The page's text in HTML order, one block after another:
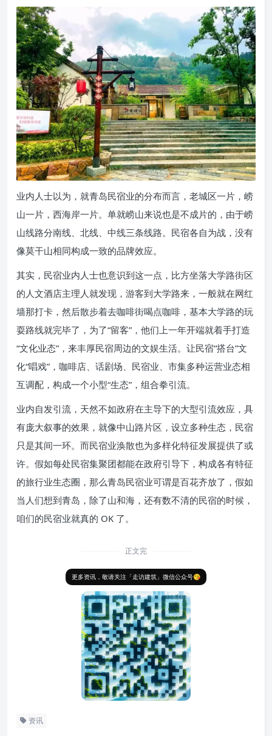
业内人士以为，就青岛民宿业的分布而言，老城区一片，崂
山一片，西海岸一片。单就崂山来说也是不成片的，由于崂
山线路分南线、北线、中线三条线路。民宿各自为战，没有
像莫干山相同构成一致的品牌效应。
其实，民宿业内人士也意识到这一点，比方坐落大学路街区
的人文酒店主理人就发现，游客到大学路来，一般就在网红
墙那打卡，然后散步着去咖啡街喝点咖啡，基本大学路的玩
耍路线就完毕了，为了“留客”，他们上一年开端就着手打造
“文化业态”，来丰厚民宿周边的文娱生活。让民宿“搭台”文
化“唱戏”，咖啡店、话剧场、民宿业、市集多种运营业态相
互调配，构成一个小型“生态”，组合拳引流。
业内自发引流，天然不如政府在主导下的大型引流效应，具
有庞大叙事的效果，就像中山路片区，设立多种生态，民宿
只是其间一环。而民宿业涣散也为多样化特征发展提供了或
许。假如每处民宿集聚团都能在政府引导下，构成各有特征
的旅行业生态圈，那么青岛民宿业可谓是百花齐放了，假如
当人们想到青岛，除了山和海，还有数不清的民宿的时候，
咱们的民宿业就真的 OK 了。
正文完
更多资讯，敬请关注「走访建筑」微信公众号😘
资讯